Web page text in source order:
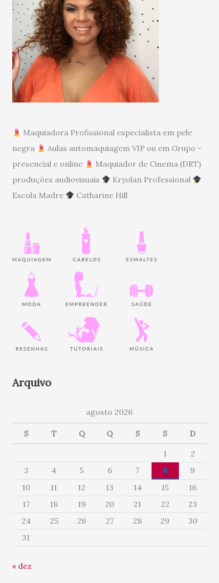
Maquiadora Profissional especialista em pele
negra
Aulas automaquiagem VIP ou em Grupo -
presencial e online
Maquiador de Cinema (DRT)
produções audiovisuais
Kryolan Professional
Escola Madre
Catharine Hill
Arquivo
agosto 2026
S T Q Q S S D
1
2
3
4 5 6 7 8
9
10
11 12 13 14 15
16
17
18 19 20 21 22
23
24
25 26 27 28 29
30
31
« dez